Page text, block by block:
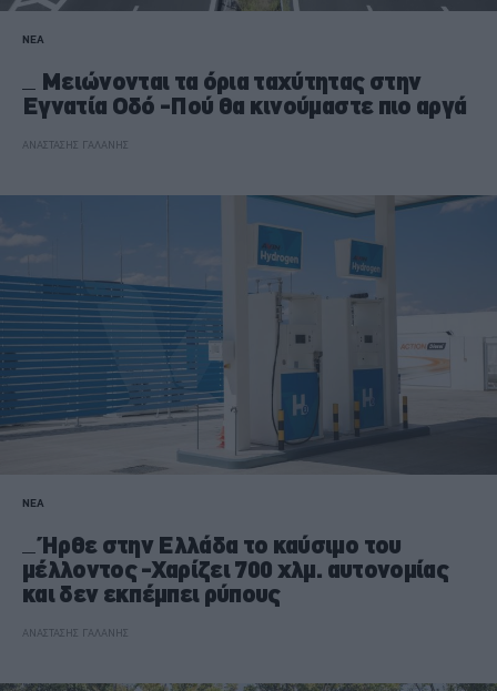
ΝΕΑ
Μειώνονται τα όρια ταχύτητας στην
Εγνατία Οδό -Πού θα κινούμαστε πιο αργά
ΑΝΑΣΤΑΣΗΣ ΓΑΛΑΝΗΣ
ΝΕΑ
Ήρθε στην Ελλάδα το καύσιμο του
μέλλοντος -Χαρίζει 700 χλμ. αυτονομίας
και δεν εκπέμπει ρύπους
ΑΝΑΣΤΑΣΗΣ ΓΑΛΑΝΗΣ